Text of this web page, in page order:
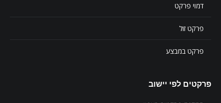
דמוי פרקט
פרקט זול
פרקט במבצע
פרקטים לפי יישוב